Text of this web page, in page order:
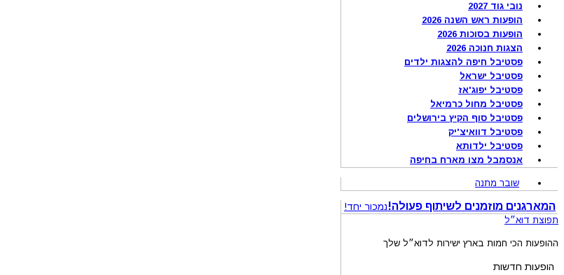
נובי גוד 2027
הופעות ראש השנה 2026
הופעות בסוכות 2026
הצגות חנוכה 2026
פסטיבל חיפה להצגות ילדים
פסטיבל ישראל
פסטיבל יפוג'אז
פסטיבל מחול כרמיאל
פסטיבל סוף הקיץ בירושלים
פסטיבל דוואיצ'יק
פסטיבל ילדותא
אנסמבל מצו מארח בחיפה
שובר מתנה
המארגנים מוזמנים לשיתוף פעולה!נמכור יחד!
תפוצת דוא״ל
ההופעות הכי חמות בארץ ישירות לדוא״ל שלך
הופעות חדשות